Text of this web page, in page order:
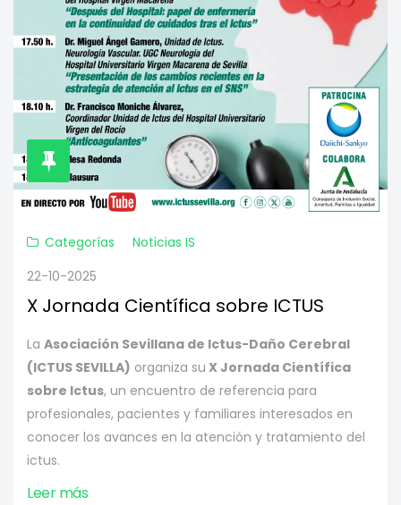
Categorías
Noticias IS
22-10-2025
X Jornada Científica sobre ICTUS
La Asociación Sevillana de Ictus-Daño Cerebral
(ICTUS SEVILLA) organiza su XJornada Científica
sobre Ictus, un encuentro de referencia para
profesionales, pacientes y familiares interesados en
conocer los avances en la atención y tratamiento del
ictus.
Leer más